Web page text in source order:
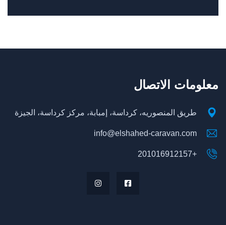
معلومات الاتصال
طريق المنصوريه، كرداسة، إمبابة، مركز كرداسة، الجيزة
info@elshahed-caravan.com
+201016912157